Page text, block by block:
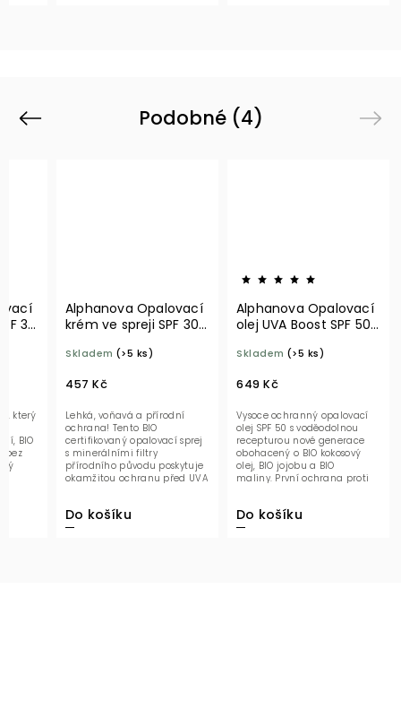
Podobné (4)
Previous
30
který
BIO
bez
Alphanova Opalovací
krém ve spreji SPF 30
Skladem (>5 ks)
457 Kč
Do košíku
Lehká, voňavá a přírodní
ochrana! Tento BIO
certifikovaný opalovací sprej
s minerálními filtry
přírodního původu poskytuje
okamžitou ochranu před UVA
Alphanova Opalovací
olej UVA Boost SPF 50
Skladem (>5 ks)
649 Kč
Do košíku
Vysoce ochranný opalovací
olej SPF 50 s voděodolnou
recepturou nové generace
obohacený o BIO kokosový
olej, BIO jojobu a BIO
maliny. První ochrana proti
Next